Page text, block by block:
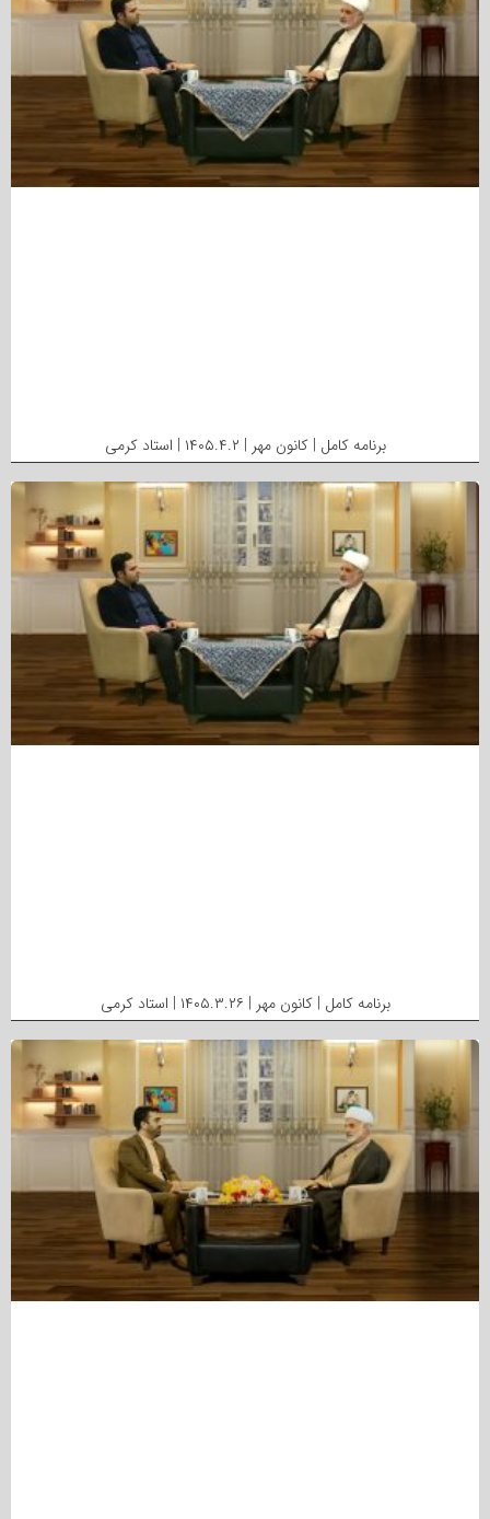
برنامه کامل | کانون مهر | ۱۴۰۵.۴.۲ | استاد کرمی
برنامه کامل | کانون مهر | ۱۴۰۵.۳.۲۶ | استاد کرمی